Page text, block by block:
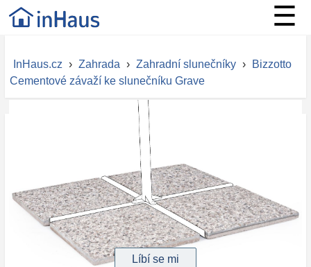
☰
InHaus.cz › Zahrada › Zahradní slunečníky ›
Bizzotto
Cementové závaží ke slunečníku Grave